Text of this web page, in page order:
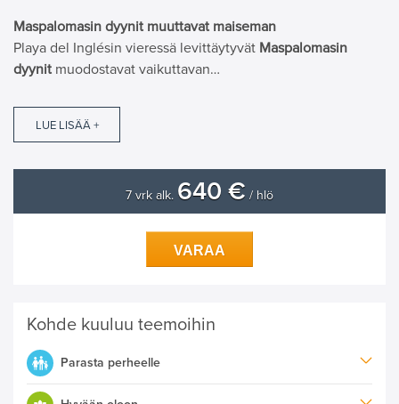
Maspalomasin dyynit muuttavat maiseman
Playa del Inglésin vieressä levittäytyvät Maspalomasin
dyynit muodostavat vaikuttavan…
LUE LISÄÄ +
7 vrk alk. 640 € / hlö
VARAA
Kohde kuuluu teemoihin
Parasta perheelle